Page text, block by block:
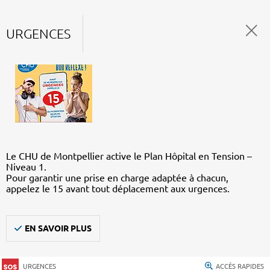
URGENCES
Le CHU de Montpellier active le Plan Hôpital en Tension –
Niveau 1.
Pour garantir une prise en charge adaptée à chacun,
appelez le 15 avant tout déplacement aux urgences.
EN SAVOIR PLUS
URGENCES ACCÈS RAPIDES